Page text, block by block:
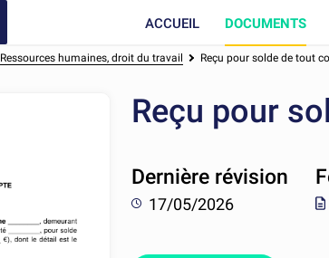
ACCUEIL DOCUMENTS
Ressources humaines, droit du travail Reçu pour solde de tout
Reçu pour
Dernière révision
17/05/2026